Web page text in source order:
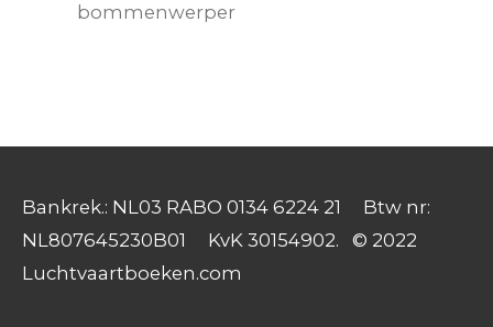
bommenwerper
Bankrek.: NL03 RABO 0134 6224 21 Btw nr:
NL807645230B01 KvK 30154902. © 2022
Luchtvaartboeken.com